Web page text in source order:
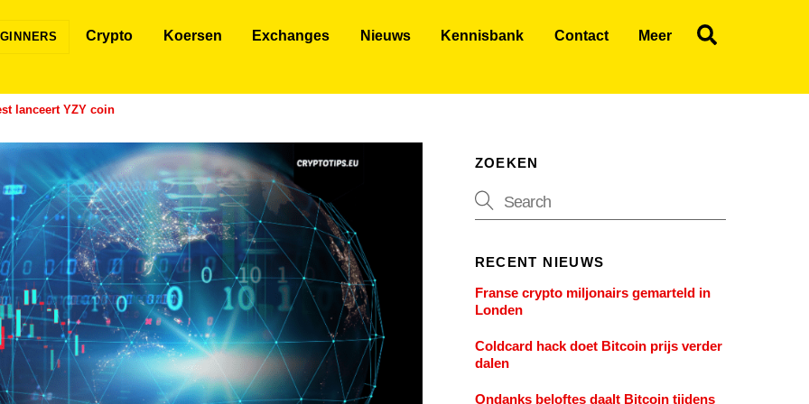
Crypto Koersen Exchanges Nieuws Kennisbank Contact Meer
lanceert YZY coin
ZOEKEN
RECENT NIEUWS
Franse crypto miljonairs gemarteld in
Londen
Coldcard hack doet Bitcoin prijs verder
dalen
Ondanks beloftes daalt Bitcoin tijdens